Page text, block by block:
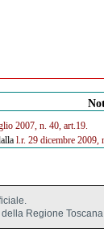
2007, n. 40, art.19.
l.r. 29 dicembre 2009,
Regione